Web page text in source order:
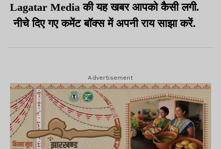
Lagatar Media की यह खबर आपको कैसी लगी.
नीचे दिए गए कमेंट बॉक्स में अपनी राय साझा करें.
Advertisement